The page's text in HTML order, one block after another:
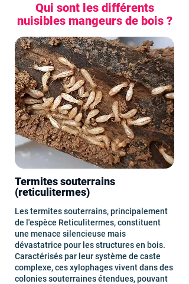
Qui sont les différents
nuisibles mangeurs de bois ?
Termites souterrains
(reticulitermes)
Les termites souterrains, principalement
de l'espèce Reticulitermes, constituent
une menace silencieuse mais
dévastatrice pour les structures en bois.
Caractérisés par leur système de caste
complexe, ces xylophages vivent dans des
colonies souterraines étendues, pouvant